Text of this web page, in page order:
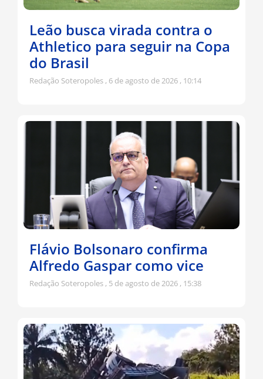
Leão busca virada contra o
Athletico para seguir na Copa
do Brasil
Redação Soteropoles 6 de agosto de 2026 10:14
Flávio Bolsonaro confirma
Alfredo Gaspar como vice
Redação Soteropoles 5 de agosto de 2026 15:38